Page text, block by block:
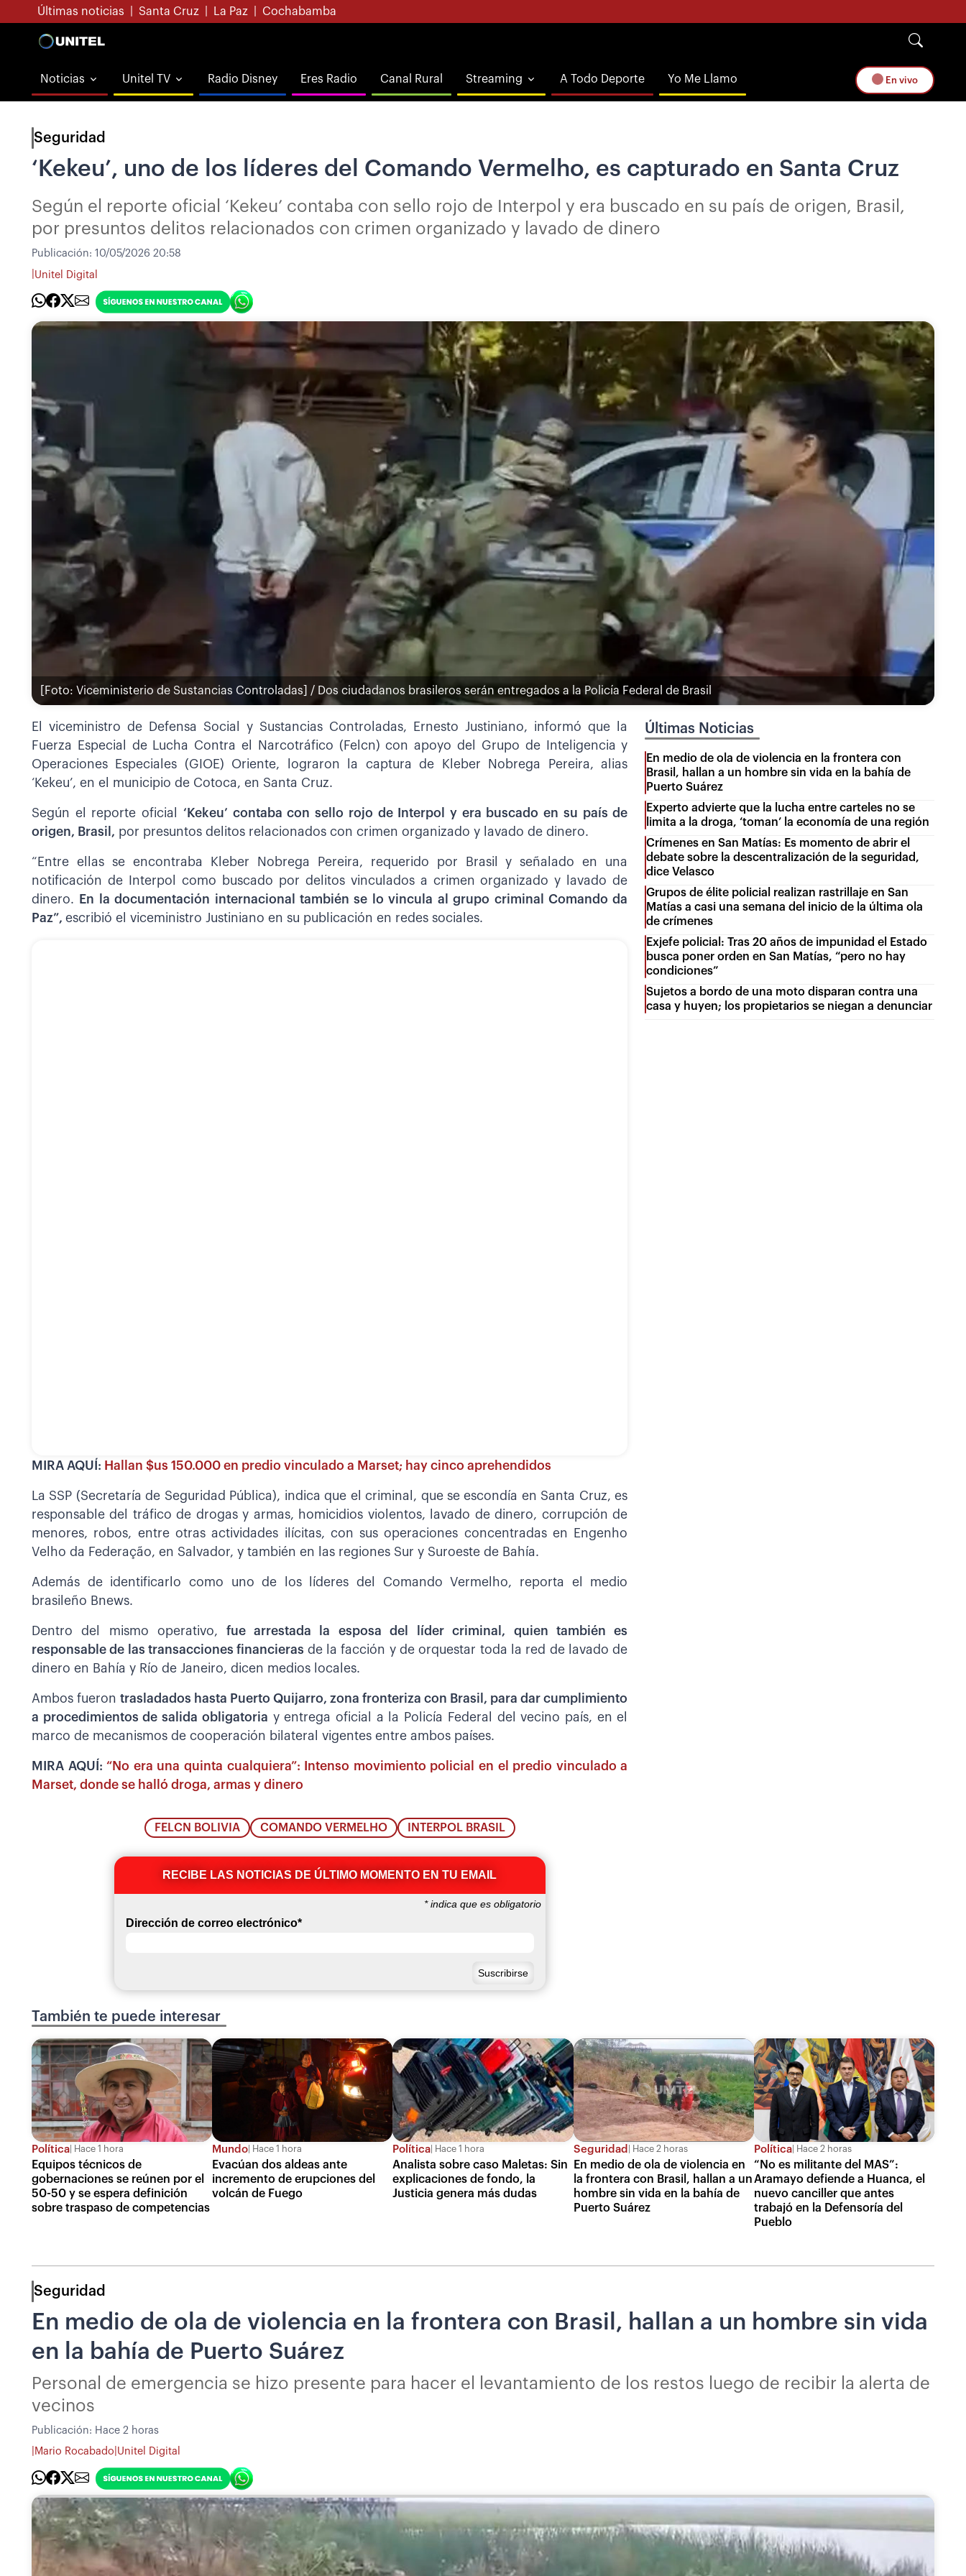
Últimas noticias Santa Cruz La Paz Cochabamba
Noticias Unitel TV Radio Disney Eres Radio Canal Rural Streaming A Todo Deporte Yo Me Llamo En vivo
Seguridad
‘Kekeu’, uno de los líderes del Comando Vermelho, es capturado en Santa Cruz
Según el reporte oficial ‘Kekeu’ contaba con sello rojo de Interpol y era buscado en su país de origen, Brasil,
por presuntos delitos relacionados con crimen organizado y lavado de dinero
Publicación: 10/05/2026 20:58
Unitel Digital
[Foto: Viceministerio de Sustancias Controladas] / Dos ciudadanos brasileros serán entregados a la Policía Federal de Brasil
El viceministro de Defensa Social y Sustancias Controladas, Ernesto Justiniano, informó que la
Fuerza Especial de Lucha Contra el Narcotráfico (Felcn) con apoyo del Grupo de Inteligencia y
Operaciones Especiales (GIOE) Oriente, lograron la captura de Kleber Nobrega Pereira, alias
‘Kekeu’, en el municipio de Cotoca, en Santa Cruz.
Según el reporte oficial ‘Kekeu’ contaba con sello rojo de Interpol y era buscado en su país de
origen, Brasil, por presuntos delitos relacionados con crimen organizado y lavado de dinero.
“Entre ellas se encontraba Kleber Nobrega Pereira, requerido por Brasil y señalado en una
notificación de Interpol como buscado por delitos vinculados a crimen organizado y lavado de
dinero.
En la documentación internacional también se lo vincula al grupo criminal Comando da
Paz”, escribió el viceministro Justiniano en su publicación en redes sociales.
MIRA AQUÍ: Hallan $us 150.000 en predio vinculado a Marset; hay cinco aprehendidos
La SSP (Secretaría de Seguridad Pública), indica que el criminal, que se escondía en Santa Cruz, es
responsable del tráfico de drogas y armas, homicidios violentos, lavado de dinero, corrupción de
menores, robos, entre otras actividades ilícitas, con sus operaciones concentradas en Engenho
Velho da Federação, en Salvador, y también en las regiones Sur y Suroeste de Bahía.
Además de identificarlo como uno de los líderes del Comando Vermelho, reporta el medio
brasileño Bnews.
Dentro del mismo operativo, fue arrestada la esposa del líder criminal, quien también es
responsable de las transacciones financieras de la facción y de orquestar toda la red de lavado de
dinero en Bahía y Río de Janeiro, dicen medios locales.
Ambos fuerontrasladados hasta Puerto Quijarro, zona fronteriza con Brasil, para dar cumplimiento
a procedimientos de salida obligatoria y entrega oficial a la Policía Federal del vecino país, en el
marco de mecanismos de cooperación bilateral vigentes entre ambos países.
MIRA AQUÍ:“No era una quinta cualquiera”: Intenso movimiento policial en el predio vinculado a
Marset, donde se halló droga, armas y dinero
FELCN BOLIVIA COMANDO VERMELHO INTERPOL BRASIL
RECIBE LAS NOTICIAS DE ÚLTIMO MOMENTO EN TU EMAIL
*indica que es obligatorio
Dirección de correo electrónico*
Últimas Noticias
En medio de ola de violencia en la frontera con
Brasil, hallan a un hombre sin vida en la bahía de
Puerto Suárez
Experto advierte que la lucha entre carteles no se
limita a la droga, ‘toman’ la economía de una región
Crímenes en San Matías: Es momento de abrir el
debate sobre la descentralización de la seguridad,
dice Velasco
Grupos de élite policial realizan rastrillaje en San
Matías a casi una semana del inicio de la última ola
de crímenes
Exjefe policial: Tras 20 años de impunidad el Estado
busca poner orden en San Matías, “pero no hay
condiciones”
Sujetos a bordo de una moto disparan contra una
casa y huyen; los propietarios se niegan a denunciar
También te puede interesar
Política Hace 1 hora
Equipos técnicos de
gobernaciones se reúnen por el
50-50 y se espera definición
sobre traspaso de competencias
Mundo Hace 1 hora
Evacúan dos aldeas ante
incremento de erupciones del
volcán de Fuego
Política Hace 1 hora
Analista sobre caso Maletas: Sin
explicaciones de fondo, la
Justicia genera más dudas
Seguridad Hace 2 horas
En medio de ola de violencia en
la frontera con Brasil, hallan a un
hombre sin vida en la bahía de
Puerto Suárez
Política Hace 2 horas
“No es militante del MAS”:
Aramayo defiende a Huanca, el
nuevo canciller que antes
trabajó en la Defensoría del
Pueblo
Seguridad
En medio de ola de violencia en la frontera con Brasil, hallan a un hombre sin vida
en la bahía de Puerto Suárez
Personal de emergencia se hizo presente para hacer el levantamiento de los restos luego de recibir la alerta de
vecinos
Publicación: Hace 2 horas
Mario Rocabado Unitel Digital